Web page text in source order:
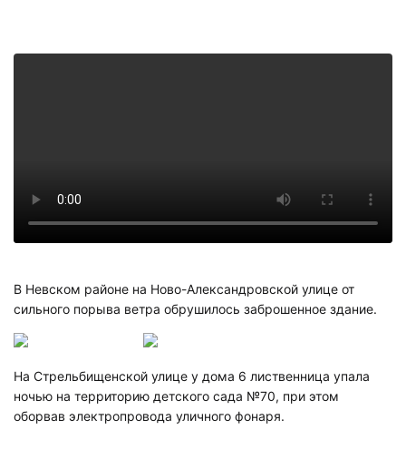
В Невском районе на Ново-Александровской улице от
сильного порыва ветра обрушилось заброшенное здание.
На Стрельбищенской улице у дома 6 лиственница упала
ночью на территорию детского сада №70, при этом
оборвав электропровода уличного фонаря.